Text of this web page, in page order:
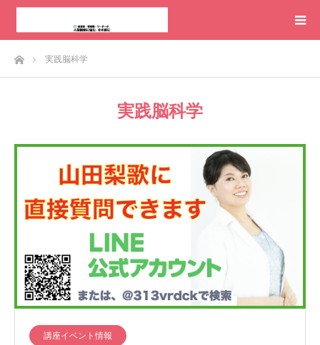
ホーム実践脳科学
実践脳科学
講座イベント情報